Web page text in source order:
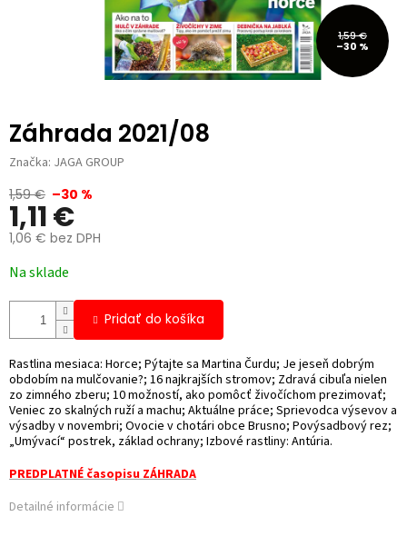
1,59 €
–30 %
Záhrada 2021/08
Značka: JAGA GROUP
1,59 € –30 %
1,11 €
1,06 € bez DPH
cena:
Na sklade
Pridať do košíka
Rastlina mesiaca: Horce; Pýtajte sa Martina Čurdu; Je jeseň dobrým
obdobím na mulčovanie?; 16 najkrajších stromov; Zdravá cibuľa nielen
zo zimného zberu; 10 možností, ako pomôcť živočíchom prezimovať;
Veniec zo skalných ruží a machu; Aktuálne práce; Sprievodca výsevov a
výsadby v novembri; Ovocie v chotári obce Brusno; Povýsadbový rez;
„Umývací“ postrek, základ ochrany; Izbové rastliny: Antúria.
PREDPLATNÉ časopisu ZÁHRADA
Detailné informácie